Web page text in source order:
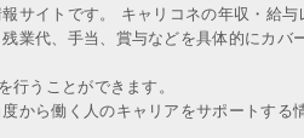
サイトです。 キャリコネの年収・給与
業代、手当、賞与などを具体的にカバ
うことができます。
から働く人のキャリアをサポートする